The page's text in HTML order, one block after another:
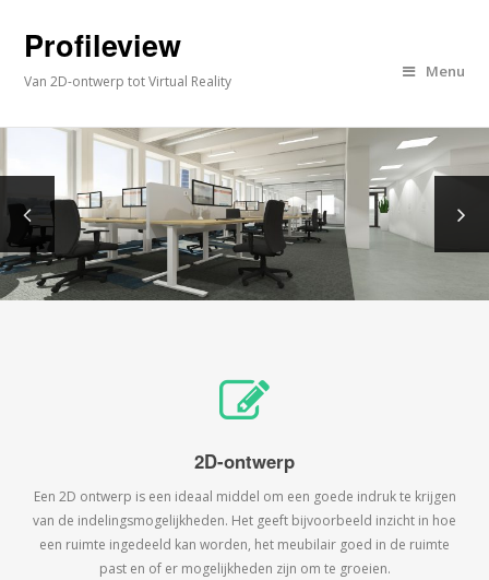
Profileview
Van 2D-ontwerp tot Virtual Reality
Menu
2D-ontwerp
Een 2D ontwerp is een ideaal middel om een goede indruk te krijgen
van de indelingsmogelijkheden. Het geeft bijvoorbeeld inzicht in hoe
een ruimte ingedeeld kan worden, het meubilair goed in de ruimte
past en of er mogelijkheden zijn om te groeien.